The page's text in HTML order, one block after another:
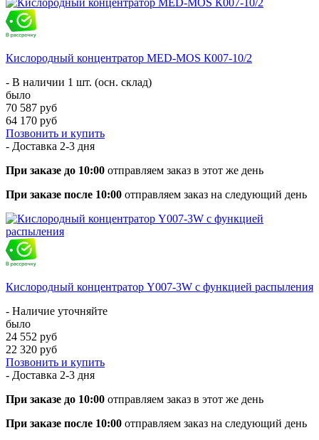
Кислородный концентратор MED-MOS К007-10/2
- В наличии 1 шт. (осн. склад)
было
70 587 руб
64 170 руб
Позвонить и купить
- Доставка 2-3 дня
При заказе до 10:00 отправляем заказ в этот же день
При заказе после 10:00 отправляем заказ на следующий день
Кислородный концентратор Y007-3W с функцией распыления
- Наличие уточняйте
было
24 552 руб
22 320 руб
Позвонить и купить
- Доставка 2-3 дня
При заказе до 10:00 отправляем заказ в этот же день
При заказе после 10:00 отправляем заказ на следующий день